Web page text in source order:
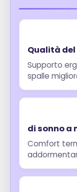
Qualità
Supporto
spalle
di sonno a
Comfort